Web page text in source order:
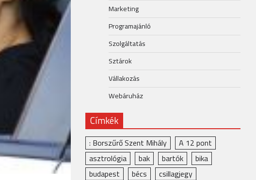
Marketing
Programajánló
Szolgáltatás
Sztárok
Vállakozás
Webáruház
Címkék
: Borszűrő Szent Mihály
A 12 pont
asztrológia
bak bartók
bika
budapest
bécs
csillagjegy